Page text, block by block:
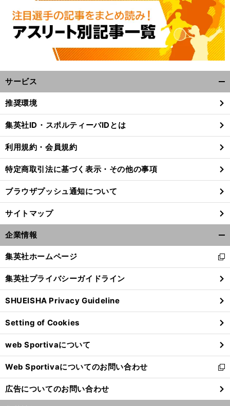
】 20 回 【
ほ
ぼ週刊俺たちのVAR 】
vol .
117
サービス
閉
る
推奨環境
集英社ID・スポルティーバIDとは
利用規約・会員規約
特定商取引法に基づく表示・その他の事項
ブラウザプッシュ通知について
サイトマップ
企業情報
閉
る
集英社ホームページ
新
し
い
ウ
ィ
ン
ド
ウ
で
開
く
集英社プライバシーガイドライン
SHUEISHA Privacy Guideline
Setting of Cookies
web Sportivaについて
Web Sportivaについてのお問い合わせ
新
し
い
ウ
広告についてのお問い合わせ